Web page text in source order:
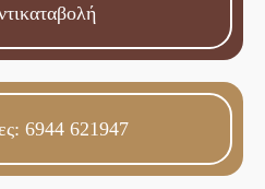
6944 621947